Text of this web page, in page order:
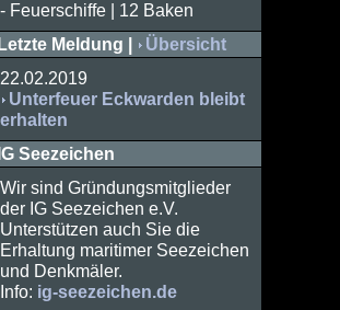
- Feuerschiffe | 12 Baken
Letzte Meldung |
Übersicht
22.02.2019
Unterfeuer Eckwarden bleibt
erhalten
IG Seezeichen
Wir sind Gründungsmitglieder
der IG Seezeichen e.V.
Unterstützen auch Sie die
Erhaltung maritimer Seezeichen
und Denkmäler.
Info: ig-seezeichen.de